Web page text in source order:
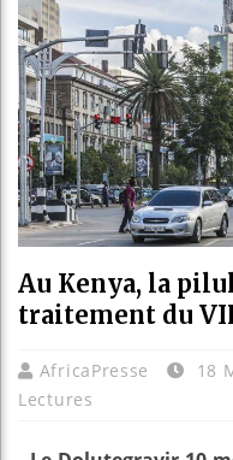
Au Kenya, la
traitement du
AfricaPresse 18
Lectures